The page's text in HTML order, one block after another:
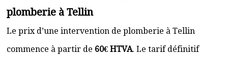
plomberie à Tellin
Le prix d’une intervention de plomberie à Tellin
commence à partir de 60€ HTVA. Le tarif définitif